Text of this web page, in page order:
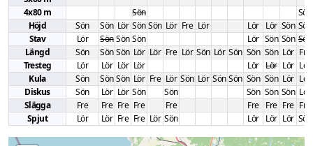
4x80 m
Sön
Sön
Höjd
Sön Sön Lör Sön Sön Lör Fre Lör Lör Lör Sön Sön
Stav
Lör Sön Sön Sön Lör Sön Sön Sön
Längd
Sön Sön Sön Lör Lör Fre Lör Sön Lör Sön Sön Sön Lör Fre
Tresteg
Lör Lör Lör Lör Lör Lör Lör Lör
Kula
Sön Sön Sön Lör Fre Lör Sön Lör Sön Sön Sön Sön Lör Lör
Diskus
Sön Lör Lör Sön Sön Sön Sön Sön Lör
Slägga
Fre Fre Fre Fre Fre Fre Fre Fre Fre
Spjut
Lör Lör Fre Fre Lör Sön Lör Lör Lör Sön